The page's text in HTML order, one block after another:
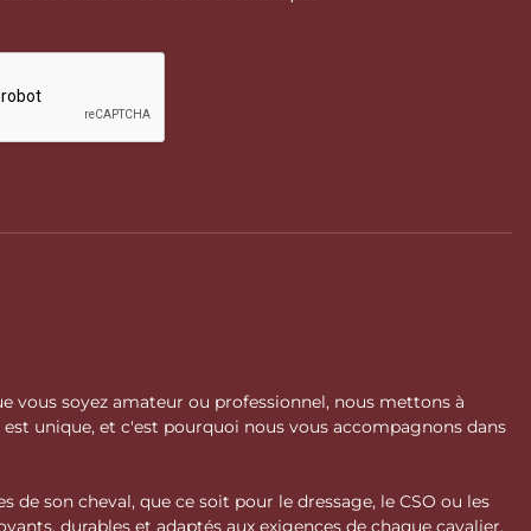
vous soyez amateur ou professionnel, nous mettons à
unique, et c'est pourquoi nous vous accompagnons dans
son cheval, que ce soit pour le dressage, le CSO ou les
durables et adaptés aux exigences de chaque cavalier.